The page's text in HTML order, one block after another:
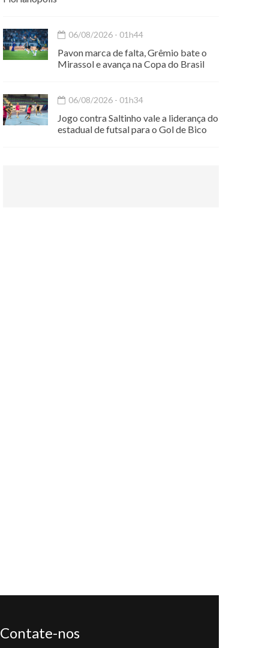
06/08/2026 - 01h44
Pavon marca de falta, Grêmio bate o
Mirassol e avança na Copa do Brasil
06/08/2026 - 01h34
Jogo contra Saltinho vale a liderança do
estadual de futsal para o Gol de Bico
Contate-nos